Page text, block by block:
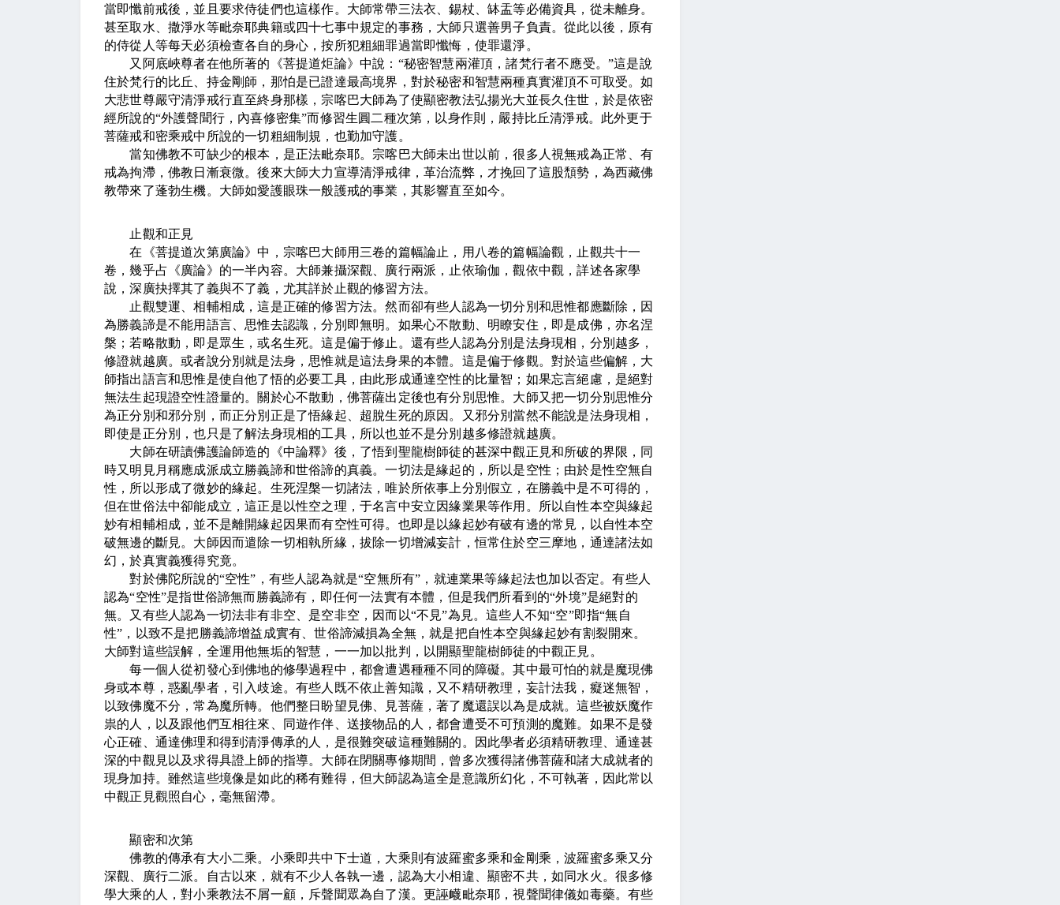
當即懺前戒後，並且要求侍徒們也這樣作。大師常帶三法衣、錫杖、缽盂等必備資具，從未離身。
甚至取水、撒淨水等毗奈耶典籍或四十七事中規定的事務，大師只選善男子負責。從此以後，原有
的侍從人等每天必須檢查各自的身心，按所犯粗細罪過當即懺悔，使罪還淨。
又阿底峽尊者在他所著的《菩提道炬論》中說： “秘密智慧兩灌頂，諸梵行者不應受。”這是說
住於梵行的比丘、持金剛師，那怕是已證達最高境界，對於秘密和智慧兩種真實灌頂不可取受。如
大悲世尊嚴守清淨戒行直至終身那樣，宗喀巴大師為了使顯密教法弘揚光大並長久住世，於是依密
經所說的“外護聲聞行，內喜修密集”而修習生圓二種次第，以身作則，嚴持比丘清淨戒。此外更于
菩薩戒和密乘戒中所說的一切粗細制規，也勤加守護。
當知佛教不可缺少的根本，是正法毗奈耶。宗喀巴大師未出世以前，很多人視無戒為正常、有
戒為拘滯，佛教日漸衰微。後來大師大力宣導清淨戒律，革治流弊，才挽回了這股頹勢，為西藏佛
教帶來了蓬勃生機。大師如愛護眼珠一般護戒的事業，其影響直至如今。
止觀和正見
在《菩提道次第廣論》中，宗喀巴大師用三卷的篇幅論止，用八卷的篇幅論觀，止觀共十一
卷，幾乎占《廣論》的一半內容。大師兼攝深觀、廣行兩派，止依瑜伽，觀依中觀，詳述各家學
說，深廣抉擇其了義與不了義，尤其詳於止觀的修習方法。
止觀雙運、相輔相成，這是正確的修習方法。然而卻有些人認為一切分別和思惟都應斷除，因
為勝義諦是不能用語言、思惟去認識，分別即無明。如果心不散動、明瞭安住，即是成佛，亦名涅
槃；若略散動，即是眾生，或名生死。這是偏于修止。還有些人認為分別是法身現相，分別越多，
修證就越廣。或者說分別就是法身，思惟就是這法身果的本體。這是偏于修觀。對於這些偏解，大
師指出語言和思惟是使自他了悟的必要工具，由此形成通達空性的比量智；如果忘言絕慮，是絕對
無法生起現證空性證量的。關於心不散動，佛菩薩出定後也有分別思惟。大師又把一切分別思惟分
為正分別和邪分別，而正分別正是了悟緣起、超脫生死的原因。又邪分別當然不能說是法身現相，
即使是正分別，也只是了解法身現相的工具，所以也並不是分別越多修證就越廣。
大師在研讀佛護論師造的《中論釋》後，了悟到聖龍樹師徒的甚深中觀正見和所破的界限，同
時又明見月稱應成派成立勝義諦和世俗諦的真義。一切法是緣起的，所以是空性；由於是性空無自
性，所以形成了微妙的緣起。生死涅槃一切諸法，唯於所依事上分別假立，在勝義中是不可得的，
但在世俗法中卻能成立，這正是以性空之理，于名言中安立因緣業果等作用。所以自性本空與緣起
妙有相輔相成，並不是離開緣起因果而有空性可得。也即是以緣起妙有破有邊的常見，以自性本空
破無邊的斷見。大師因而遣除一切相執所緣，拔除一切增減妄計，恒常住於空三摩地，通達諸法如
幻，於真實義獲得究竟。
對於佛陀所說的“空性” ，有些人認為就是“空無所有” ，就連業果等緣起法也加以否定。有些人
認為“空性”是指世俗諦無而勝義諦有，即任何一法實有本體，但是我們所看到的“外境”是絕對的
無。又有些人認為一切法非有非空、是空非空，因而以“不見”為見。這些人不知“空”即指“無自
性” ，以致不是把勝義諦增益成實有、世俗諦減損為全無，就是把自性本空與緣起妙有割裂開來。
大師對這些誤解，全運用他無垢的智慧，一一加以批判，以開顯聖龍樹師徒的中觀正見。
每一個人從初發心到佛地的修學過程中，都會遭遇種種不同的障礙。其中最可怕的就是魔現佛
身或本尊，惑亂學者，引入歧途。有些人既不依止善知識，又不精研教理，妄計法我，癡迷無智，
以致佛魔不分，常為魔所轉。他們整日盼望見佛、見菩薩，著了魔還誤以為是成就。這些被妖魔作
祟的人，以及跟他們互相往來、同遊作伴、送接物品的人，都會遭受不可預測的魔難。如果不是發
心正確、通達佛理和得到清淨傳承的人，是很難突破這種難關的。因此學者必須精研教理、通達甚
深的中觀見以及求得具證上師的指導。大師在閉關專修期間，曾多次獲得諸佛菩薩和諸大成就者的
現身加持。雖然這些境像是如此的稀有難得，但大師認為這全是意識所幻化，不可執著，因此常以
中觀正見觀照自心，毫無留滯。
顯密和次第
佛教的傳承有大小二乘。小乘即共中下士道，大乘則有波羅蜜多乘和金剛乘，波羅蜜多乘又分
深觀、廣行二派。自古以來，就有不少人各執一邊，認為大小相違、顯密不共，如同水火。很多修
學大乘的人，對小乘教法不屑一顧，斥聲聞眾為自了漢。更誣衊毗奈耶，視聲聞律儀如毒藥。有些